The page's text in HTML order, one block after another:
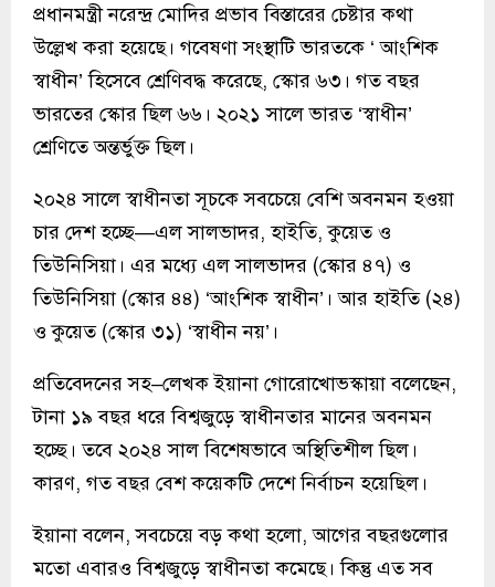
প্রধানমন্ত্রী নরেন্দ্র মোদির প্রভাব বিস্তারের চেষ্টার কথা
উল্লেখ করা হয়েছে। গবেষণা সংস্থাটি ভারতকে ‘ আংশিক
স্বাধীন’ হিসেবে শ্রেণিবদ্ধ করেছে, স্কোর ৬৩। গত বছর
ভারতের স্কোর ছিল ৬৬। ২০২১ সালে ভারত ‘স্বাধীন’
শ্রেণিতে অন্তর্ভুক্ত ছিল।
২০২৪ সালে স্বাধীনতা সূচকে সবচেয়ে বেশি অবনমন হওয়া
চার দেশ হচ্ছে—এল সালভাদর, হাইতি, কুয়েত ও
তিউনিসিয়া। এর মধ্যে এল সালভাদর (স্কোর ৪৭) ও
তিউনিসিয়া (স্কোর ৪৪) ‘আংশিক স্বাধীন’। আর হাইতি (২৪)
ও কুয়েত (স্কোর ৩১) ‘স্বাধীন নয়’।
প্রতিবেদনের সহ–লেখক ইয়ানা গোরোখোভস্কায়া বলেছেন,
টানা ১৯ বছর ধরে বিশ্বজুড়ে স্বাধীনতার মানের অবনমন
হচ্ছে। তবে ২০২৪ সাল বিশেষভাবে অস্থিতিশীল ছিল।
কারণ, গত বছর বেশ কয়েকটি দেশে নির্বাচন হয়েছিল।
ইয়ানা বলেন, সবচেয়ে বড় কথা হলো, আগের বছরগুলোর
মতো এবারও বিশ্বজুড়ে স্বাধীনতা কমেছে। কিন্তু এত সব